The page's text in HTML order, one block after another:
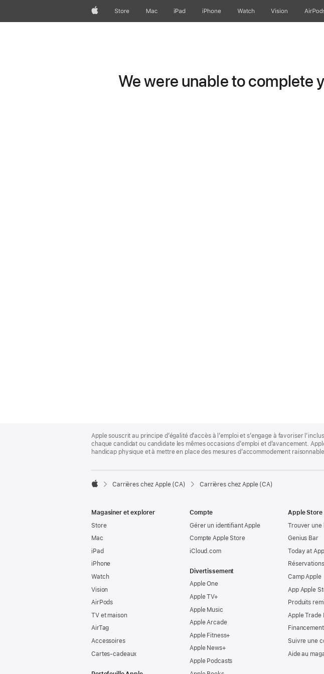
AppleStore Mac iPad iPhone Watch Vision
We were unable to complete
Footer
Apple souscrit au principe d’égalité d’accès à l’emploi et s’engage à favoriser
chaque candidat ou candidate les mêmes occasions d’emploi et d’avancement.
handicap physique et à mettre en place des mesures d’accommodement

Carrières chez Apple (CA) Carrières chez Apple (CA)
Magasiner et explorer
Store
Mac
iPad
iPhone
Watch
Vision
AirPods
TV et maison
AirTag
Accessoires
Cartes-cadeaux
Compte
Gérer un identifiant Apple
Compte Apple Store
iCloud.com
Divertissement
Apple One
Apple TV+
Apple Music
Apple Arcade
Apple Fitness+
Apple News+
Apple Podcasts
Apple Store
Trouver une
Genius Bar
Today at
Camp Apple
App Apple
Produits
Apple Trade
Financement
Suivre une
Aide au